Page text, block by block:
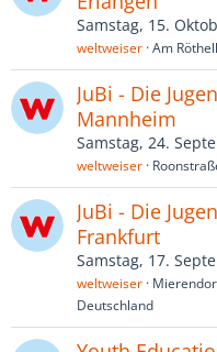
Samstag, 15.
weltweiser Am
JuBi - Die
Mannheim
Samstag, 24.
weltweiser
JuBi - Die
Frankfurt
Samstag, 17.
weltweiser
Deutschland